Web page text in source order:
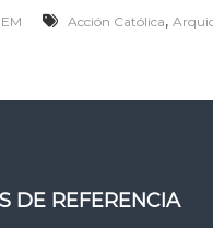
Acción Católica,
DE REFERENCIA